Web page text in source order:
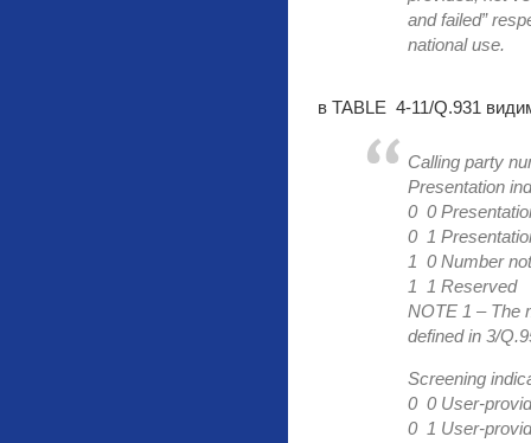
and failed”
national use.
в TABLE 4-11/Q.931
Calling party
Presentation
0 0
0 1
1 0 Number
1 1 Reserved
NOTE 1 – The
defined in 3/
Screening
0 0 User-
0 1 User-